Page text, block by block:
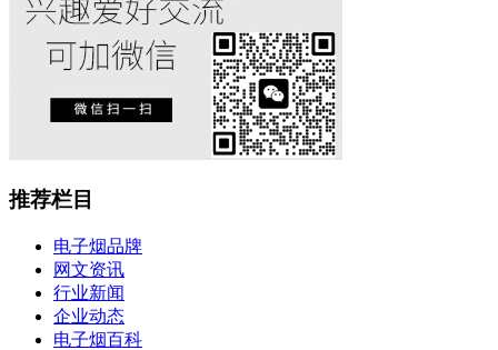
推荐栏目
电子烟品牌
网文资讯
行业新闻
企业动态
电子烟百科